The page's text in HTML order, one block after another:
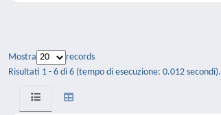
Mostra
records
Risultati 1 - 6 di 6 (tempo di esecuzione: 0.012 secondi).